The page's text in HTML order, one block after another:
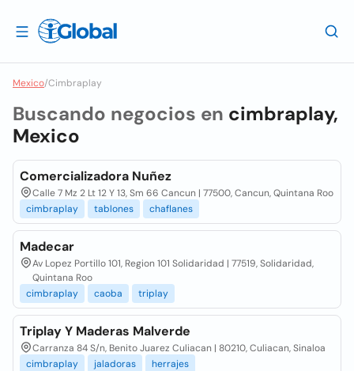
Mexico/Cimbraplay
Buscando negocios en cimbraplay,
Mexico
Comercializadora Nuñez
Calle 7 Mz 2 Lt 12 Y 13, Sm 66 Cancun | 77500, Cancun, Quintana Roo
cimbraplay
tablones chaflanes
Madecar
Av Lopez Portillo 101, Region 101 Solidaridad | 77519, Solidaridad,
Quintana Roo
cimbraplay
caoba triplay
Triplay Y Maderas Malverde
Carranza 84 S/n, Benito Juarez Culiacan | 80210, Culiacan, Sinaloa
cimbraplay
jaladoras herrajes